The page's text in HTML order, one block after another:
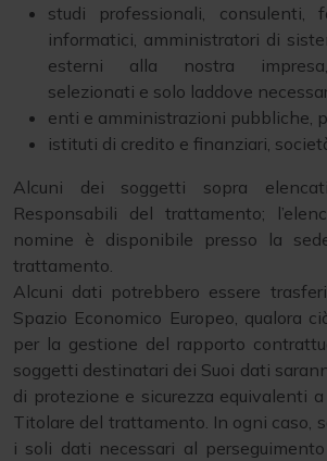
studi professionali, consulenti,
informatici, amministratori di
esterni alla nostra impresa,
selezionati e solo laddove
enti e amministrazioni pubbliche,
istituti di credito e finanziari,
Alcuni dei soggetti sopra
Responsabili del trattamento;
nomine è disponibile presso la
trattamento.
Alcuni dati potrebbero essere
Spazio Economico Europeo, qualora
per la gestione del rapporto
soggetti destinatari dei Suoi dati
di protezione e sicurezza equivalenti
Titolare del trattamento. In ogni caso,
i soli dati necessari al